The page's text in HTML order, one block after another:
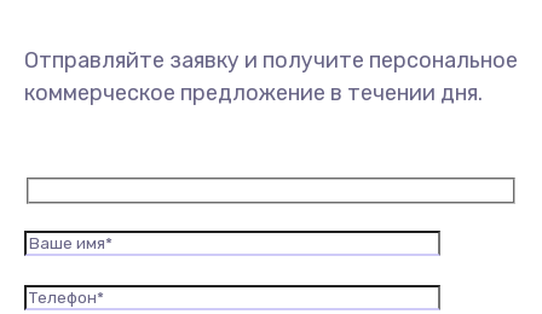
Отправляйте заявку и получите персональное
коммерческое предложение в течении дня.